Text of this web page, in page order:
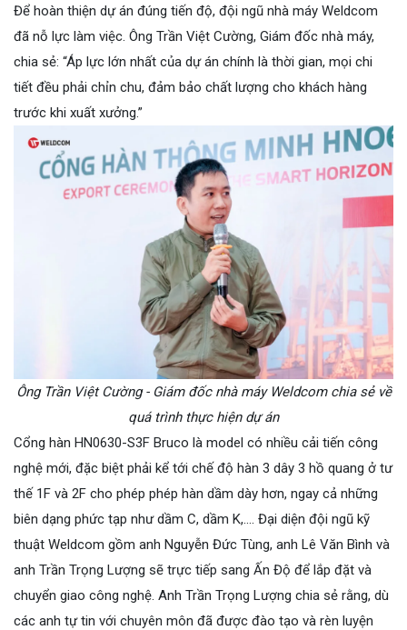
Để hoàn thiện dự án đúng tiến độ, đội ngũ nhà máy Weldcom
đã nỗ lực làm việc. Ông Trần Việt Cường, Giám đốc nhà máy,
chia sẻ: “Áp lực lớn nhất của dự án chính là thời gian, mọi chi
tiết đều phải chỉn chu, đảm bảo chất lượng cho khách hàng
trước khi xuất xưởng.”
Ông Trần Việt Cường - Giám đốc nhà máy Weldcom chia sẻ về
quá trình thực hiện dự án
Cổng hàn HN0630-S3F Bruco là model có nhiều cải tiến công
nghệ mới, đặc biệt phải kể tới chế độ hàn 3 dây 3 hồ quang ở tư
thế 1F và 2F cho phép phép hàn dầm dày hơn, ngay cả những
biên dạng phức tạp như dầm C, dầm K,.... Đại diện đội ngũ kỹ
thuật Weldcom gồm anh Nguyễn Đức Tùng, anh Lê Văn Bình và
anh Trần Trọng Lượng sẽ trực tiếp sang Ấn Độ để lắp đặt và
chuyển giao công nghệ. Anh Trần Trọng Lượng chia sẻ rằng, dù
các anh tự tin với chuyên môn đã được đào tạo và rèn luyện